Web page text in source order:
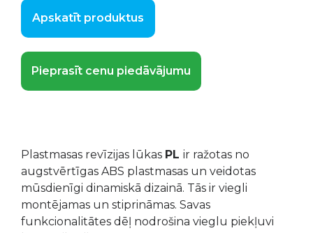
Apskatīt produktus
Pieprasīt cenu piedāvājumu
Plastmasas revīzijas lūkas PL ir ražotas no
augstvērtīgas ABS plastmasas un veidotas
mūsdienīgi dinamiskā dizainā. Tās ir viegli
montējamas un stiprināmas. Savas
funkcionalitātes dēļ nodrošina vieglu piekļuvi